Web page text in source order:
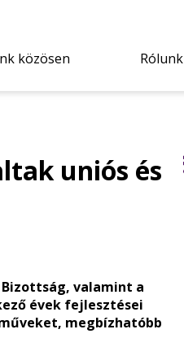
közösen Rólunk
uniós és
valamint a
évek fejlesztései
megbízhatóbb